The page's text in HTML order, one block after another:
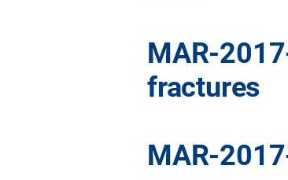
MAR-
fractures
MAR-